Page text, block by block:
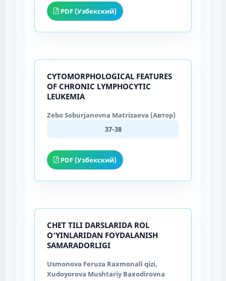
PDF (Узбекский)
CYTOMORPHOLOGICAL FEATURES
OF CHRONIC LYMPHOCYTIC
LEUKEMIA
Zebo Soburjanovna Matrizaeva (Автор)
37-38
PDF (Узбекский)
CHET TILI DARSLARIDA ROL
O‘YINLARIDAN FOYDALANISH
SAMARADORLIGI
Usmonova Feruza Raxmonali qizi,
Xudoyorova Mushtariy Baxodirovna